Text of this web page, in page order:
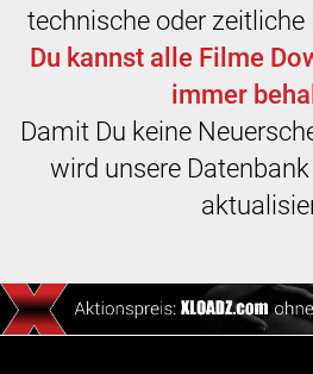
technische oder zeitliche
Du kannst alle Filme
immer
Damit Du keine
wird unsere